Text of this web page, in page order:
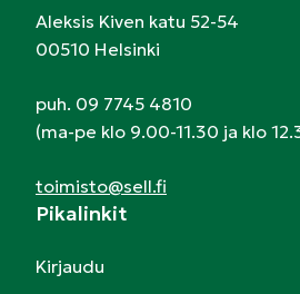
Aleksis Kiven katu 52-54
00510 Helsinki
puh. 09 7745 4810
(ma-pe klo 9.00-11.30 ja klo
toimisto@sell.fi
Pikalinkit
Kirjaudu